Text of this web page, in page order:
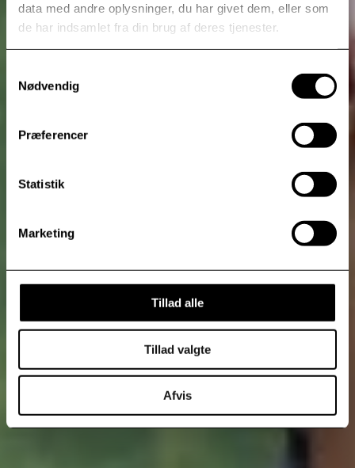
data med andre oplysninger, du har givet dem, eller som
de har indsamlet fra din brug af deres tjenester.
Nødvendig
Præferencer
Statistik
Marketing
Tillad alle
Tillad valgte
Afvis